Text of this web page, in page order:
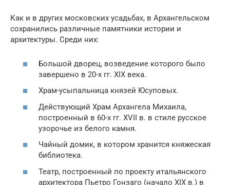
Как и в других московских усадьбах, в Архангельском
сохранились различные памятники истории и
архитектуры. Среди них:
Большой дворец, возведение которого было
завершено в 20-х гг. XIX века.
Храм-усыпальница князей Юсуповых.
Действующий Храм Архангела Михаила,
построенный в 60-х гг. XVII в. в стиле русское
узорочье из белого камня.
Чайный домик, в котором хранится княжеская
библиотека.
Театр, построенный по проекту итальянского
архитектора Пьетро Гонзаго (начало XIX в.) в